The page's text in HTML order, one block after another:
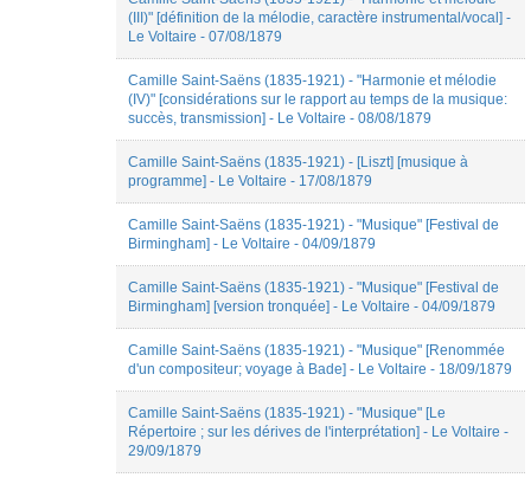
(III)" [définition de la mélodie, caractère instrumental/vocal] -
Le Voltaire - 07/08/1879
Camille Saint-Saëns (1835-1921) - "Harmonie et mélodie
(IV)" [considérations sur le rapport au temps de la musique:
succès, transmission] - Le Voltaire - 08/08/1879
Camille Saint-Saëns (1835-1921) - [Liszt] [musique à
programme] - Le Voltaire - 17/08/1879
Camille Saint-Saëns (1835-1921) - "Musique" [Festival de
Birmingham] - Le Voltaire - 04/09/1879
Camille Saint-Saëns (1835-1921) - "Musique" [Festival de
Birmingham] [version tronquée] - Le Voltaire - 04/09/1879
Camille Saint-Saëns (1835-1921) - "Musique" [Renommée
d'un compositeur; voyage à Bade] - Le Voltaire - 18/09/1879
Camille Saint-Saëns (1835-1921) - "Musique" [Le
Répertoire ; sur les dérives de l'interprétation] - Le Voltaire -
29/09/1879